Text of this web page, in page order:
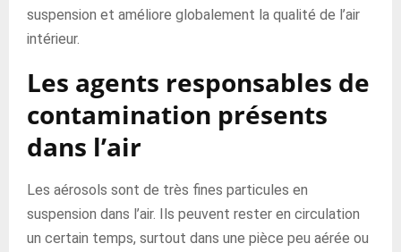
suspension et améliore globalement la qualité de l’air
intérieur.
Les agents responsables de
contamination présents
dans l’air
Les aérosols sont de très fines particules en
suspension dans l’air. Ils peuvent rester en circulation
un certain temps, surtout dans une pièce peu aérée ou